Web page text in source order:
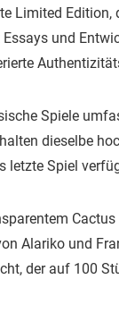
Limited Edition,
und
Spiele
dieselbe
letzte Spiel
Alariko und
der auf 100